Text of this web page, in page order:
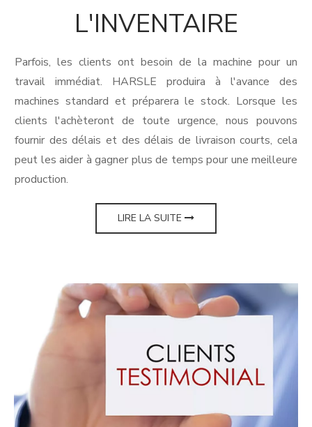
L'INVENTAIRE
Parfois, les clients ont besoin de la machine pour un
travail immédiat. HARSLE produira à l'avance des
machines standard et préparera le stock. Lorsque les
clients l'achèteront de toute urgence, nous pouvons
fournir des délais et des délais de livraison courts, cela
peut les aider à gagner plus de temps pour une meilleure
production.
LIRE LA SUITE